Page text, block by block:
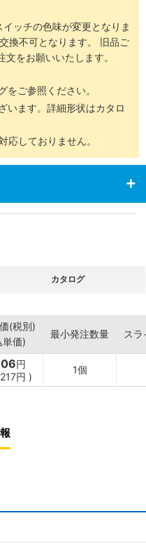
ッチの色味が変更となりま
換不可となります。 旧品ご
をお願いいたします。
をご参照ください。
います。詳細形状はカタロ
応しておりません。
カタログ
(税別)
単価)
最小発注数量 ス
円
円 )
1個